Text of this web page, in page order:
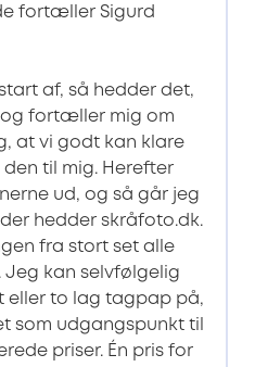
fortæller Sigurd
af, så hedder det,
og fortæller mig om
at vi godt kan klare
til mig. Herefter
ud, og så går jeg
hedder skråfoto.dk.
fra stort set alle
Jeg kan selvfølgelig
eller to lag tagpap på,
som udgangspunkt til
priser. Én pris for